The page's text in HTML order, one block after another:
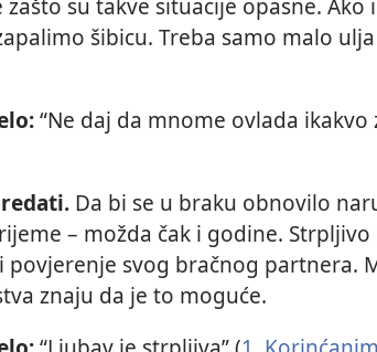
šibicu. Treba samo malo
“Ne daj da mnome ovlada ikakvo
Da bi se u braku obnovilo
– možda čak i godine.
povjerenje svog bračnog partnera.
znaju da je to moguće.